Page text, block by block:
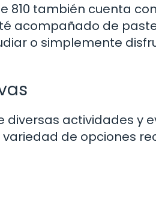
810 también cuenta
acompañado de
o simplemente
diversas actividades y
variedad de opciones